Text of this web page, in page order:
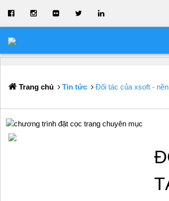
Trang chủ Tin tức Đối tác của xsoft -